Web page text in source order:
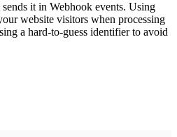
it in Webhook events. Using
website visitors when processing
a hard-to-guess identifier to avoid